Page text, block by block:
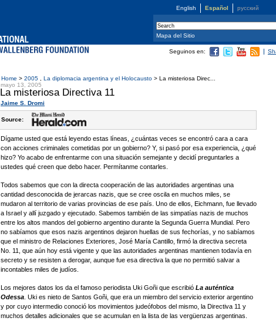
English Español русский
Home > 2005 La diplomacia argentina y el Holocausto > La misteriosa Direc...
mayo 13, 2005
La misteriosa Directiva 11
Jaime S. Dromi
Source:
Dígame usted que está leyendo estas líneas, ¿cuántas veces se encontró cara a cara
con acciones criminales cometidas por un gobierno? Y, si pasó por esa experiencia, ¿qué
hizo? Yo acabo de enfrentarme con una situación semejante y decidí preguntarles a
ustedes qué creen que debo hacer. Permítanme contarles.
Todos sabemos que con la directa cooperación de las autoridades argentinas una
cantidad desconocida de jerarcas nazis, que se cree oscila en muchos miles, se
mudaron al territorio de varias provincias de ese país. Uno de ellos, Eichmann, fue llevado
a Israel y allí juzgado y ejecutado. Sabemos también de las simpatías nazis de muchos
entre los altos mandos del gobierno argentino durante la Segunda Guerra Mundial. Pero
no sabíamos que esos nazis argentinos dejaron huellas de sus fechorías, y no sabíamos
que el ministro de Relaciones Exteriores, José María Cantillo, firmó la directiva secreta
No. 11, que aún hoy está vigente y que las autoridades argentinas mantienen todavía en
secreto y se resisten a derogar, aunque fue esa directiva la que no permitió salvar a
incontables miles de judíos.
Los mejores datos los da el famoso periodista Uki Goñi que escribió La auténtica
Odessa . Uki es nieto de Santos Goñi, que era un miembro del servicio exterior argentino
y por cuyo intermedio conoció los movimientos judeófobos del mismo, la Directiva 11 y
muchos detalles adicionales que se acumulan en la lista de las vergüenzas argentinas.
Seguinos en:
Mapa del Sitio